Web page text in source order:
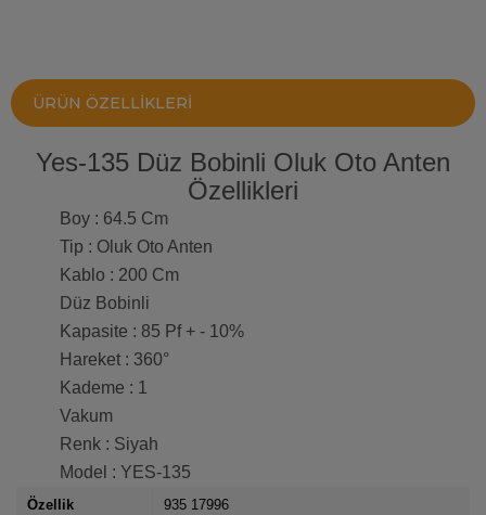
ÜRÜN ÖZELLIKLERI
Yes-135 Düz Bobinli Oluk Oto Anten
Özellikleri
Boy : 64.5 Cm
Tip : Oluk Oto Anten
Kablo : 200 Cm
Düz Bobinli
Kapasite : 85 Pf + - 10%
Hareket : 360°
Kademe : 1
Vakum
Renk : Siyah
Model : YES-135
Özellik 935 17996